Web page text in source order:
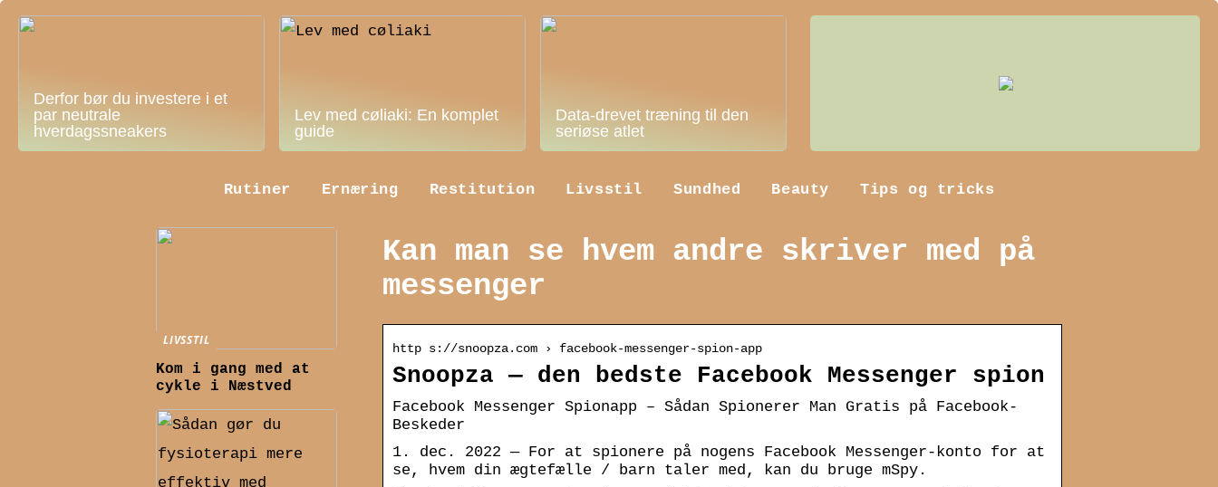
Derfor bør du investere i et
par neutrale
hverdagssneakers
Lev med cøliaki: En komplet
guide
Data-drevet træning til den
seriøse atlet
Rutiner Ernæring Restitution Livsstil Sundhed Beauty Tips og tricks
Kan man se hvem andre skriver med på
messenger
http s://snoopza.com › facebook-messenger-spion-app
Snoopza — den bedste Facebook Messenger spion
Facebook Messenger Spionapp – Sådan Spionerer Man Gratis på Facebook-
Beskeder
1. dec. 2022 — For at spionere på nogens Facebook Messenger-konto for at
se, hvem din ægtefælle / barn taler med, kan du bruge mSpy.
LIVSSTIL
Kom i gang med at
cykle i Næstved